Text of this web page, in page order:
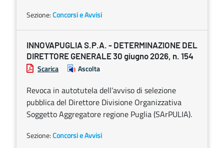
Sezione:Concorsi e Avvisi
INNOVAPUGLIA S.P.A. - DETERMINAZIONE DEL
DIRETTORE GENERALE 30 giugno 2026, n. 154
Scarica Ascolta
Revoca in autotutela dell’avviso di selezione
pubblica del Direttore Divisione Organizzativa
Soggetto Aggregatore regione Puglia (SArPULIA).
Sezione:Concorsi e Avvisi